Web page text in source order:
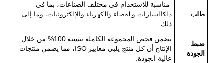
طلب
مناسبة للاستخدام في مختلف الصناعات، بما في
ذلكالسيارات والفضاء والكهرباء والإلكترونيات، وما إلى
ذلك.
ضبط
الجودة
يضمن فحص المجموعة الكاملة بنسبة 100% من خلال
الإنتاج أن كل منتج يلبي معايير ISO، مما يضمن منتجات
عالية الجودة.